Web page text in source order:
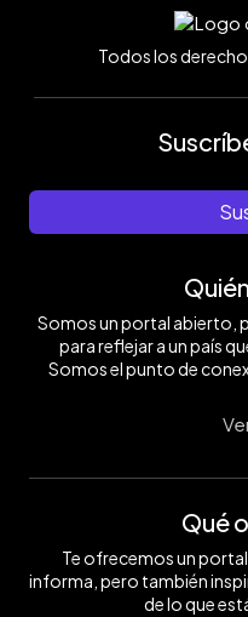
Todos los
Somos un portal abierto,
para reflejar a un país
Somos el punto de
Qué
Te ofrecemos un
informa, pero también
de lo que